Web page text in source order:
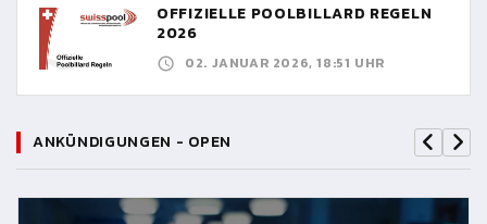
OFFIZIELLE POOLBILLARD REGELN
2026
02. JANUAR 2026, 18:51 UHR
ANKÜNDIGUNGEN - OPEN